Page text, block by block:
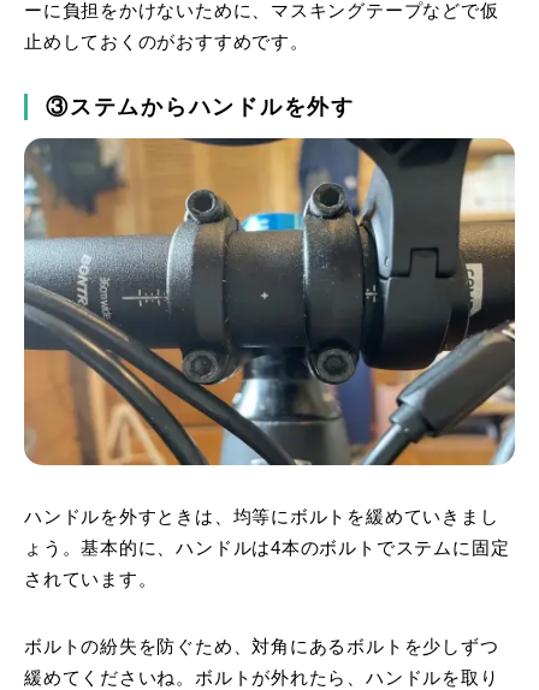
ーに負担をかけないために、マスキングテープなどで仮
止めしておくのがおすすめです。
③ステムからハンドルを外す
ハンドルを外すときは、均等にボルトを緩めていきまし
ょう。基本的に、ハンドルは4本のボルトでステムに固定
されています。
ボルトの紛失を防ぐため、対角にあるボルトを少しずつ
緩めてくださいね。ボルトが外れたら、ハンドルを取り